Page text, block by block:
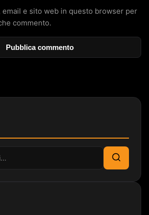
email e sito web in questo browser per
commento.
Cerca